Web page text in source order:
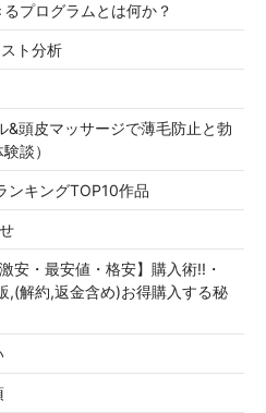
プログラムとは何か？
ト分析
&頭皮マッサージで薄毛防止と勃
談）
ンキングTOP10作品
安・最安値・格安】購入術!!・
,(解約,返金含め)お得購入する秘